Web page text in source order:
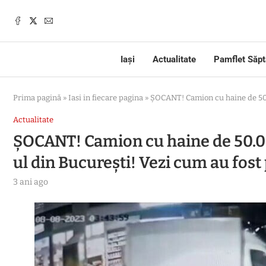
Iași Actualitate Pamflet
Prima pagină » Iasi in fiecare pagina » ȘOCANT! Camion cu haine de
Actualitate
ȘOCANT! Camion cu haine de
ul din București! Vezi cum au
3 ani ago